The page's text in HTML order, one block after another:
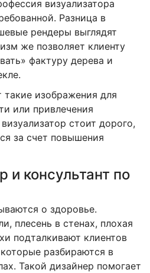
визуализатора
Разница в
рендеры выглядят
же позволяет клиенту
фактуру дерева и
такие изображения для
или привлечения
стоит дорого,
за счет повышения
и консультант по
о здоровье.
плесень в стенах, плохая
подталкивают клиентов
разбираются в
Такой дизайнер помогает